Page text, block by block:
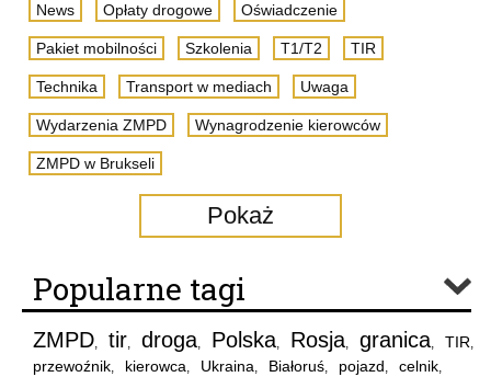
News Opłaty drogowe Oświadczenie
Pakiet mobilności Szkolenia T1/T2 TIR
Technika Transport w mediach Uwaga
Wydarzenia ZMPD Wynagrodzenie kierowców
ZMPD w Brukseli
Pokaż
Popularne tagi
ZMPD, tir, droga, Polska, Rosja, granica, TIR,
przewoźnik, kierowca, Ukraina, Białoruś, pojazd, celnik,